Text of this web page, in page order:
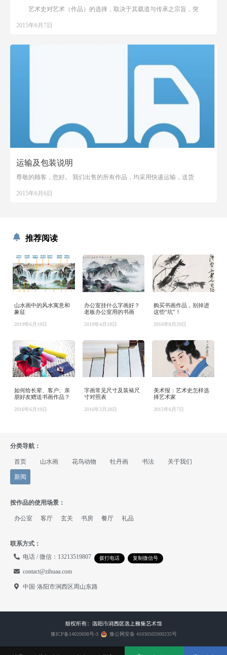
艺术史对艺术（作品）的选择，取决于其载道与传承之宗旨，突
2015年6月7日
运输及包装说明
尊敬的顾客，您好。 我们出售的所有作品，均采用快递运输，送货
2015年6月6日
推荐阅读
山水画中的风水寓意和
象征
2019年6月19日
办公室挂什么字画好？
老板办公室用的书画
2019年4月19日
购买书画作品，别掉进
这些“坑”！
2016年8月29日
如何给长辈、客户、亲
朋好友赠送书画作品？
2016年6月19日
字画常见尺寸及装裱尺
寸对照表
2016年3月28日
美术报：艺术史怎样选
择艺术家
2015年6月7日
分类导航：
首页 山水画 花鸟动物 牡丹画 书法 关于我们
新闻
按作品的使用场景：
办公室 客厅 玄关 书房 餐厅 礼品
联系方式：
电话 / 微信：13213519807
拨打电话 复制微信号
contact@zihuaa.com
中国·洛阳市涧西区周山东路
豫ICP备14020698号-3 豫公网安备 41030502000235号